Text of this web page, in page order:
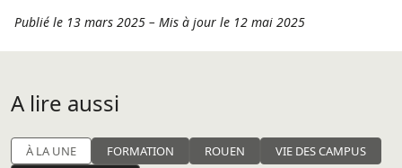
Publié le 13 mars 2025 – Mis à jour le 12 mai 2025
A lire aussi
À LA UNE FORMATION ROUEN
VIE DES CAMPUS